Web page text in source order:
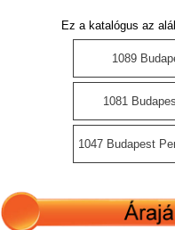
Ez a katalógus az
1089
1081
1047 Budapest